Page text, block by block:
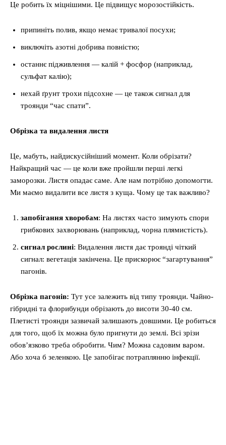
Це робить їх міцнішими. Це підвищує морозостійкість.
припиніть полив, якщо немає тривалої посухи;
виключіть азотні добрива повністю;
останнє підживлення — калій + фосфор (наприклад,
сульфат калію);
нехай ґрунт трохи підсохне — це також сигнал для
троянди “час спати”.
Обрізка та видалення листя
Це, мабуть, найдискусійніший момент. Коли обрізати?
Найкращий час — це коли вже пройшли перші легкі
заморозки. Листя опадає саме. Але нам потрібно допомогти.
Ми маємо видалити все листя з куща. Чому це так важливо?
запобігання хворобам: На листях часто зимують спори
грибкових захворювань (наприклад, чорна плямистість).
сигнал рослині: Видалення листя дає троянді чіткий
сигнал: вегетація закінчена. Це прискорює “загартування”
пагонів.
Обрізка пагонів: Тут усе залежить від типу троянди. Чайно-
гібридні та флорибунди обрізають до висоти 30-40 см.
Плетисті троянди зазвичай залишають довшими. Це робиться
для того, щоб їх можна було пригнути до землі. Всі зрізи
обов’язково треба обробити. Чим? Можна садовим варом.
Або хоча б зеленкою. Це запобігає потраплянню інфекції.